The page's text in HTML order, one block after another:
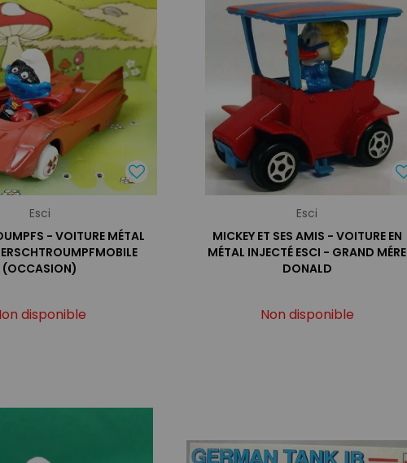
Esci
- VOITURE MÉTAL
(OCCASION)
disponible
Esci
MICKEY ET SES AMIS - VOITURE EN
MÉTAL INJECTÉ ESCI - GRAND MÉRE
DONALD
Non disponible